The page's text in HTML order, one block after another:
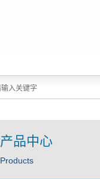
产品中心
Products